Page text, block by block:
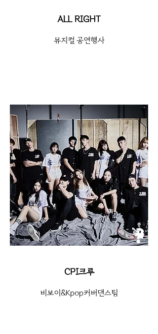
ALL RIGHT
뮤지컬 공연행사
CPI크루
비보이&Kpop커버댄스팀